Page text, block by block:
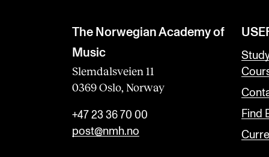
The Norwegian Academy of
Music
Slemdalsveien 11
0369 Oslo, Norway
+47 23 36 70 00
post@nmh.no
Find